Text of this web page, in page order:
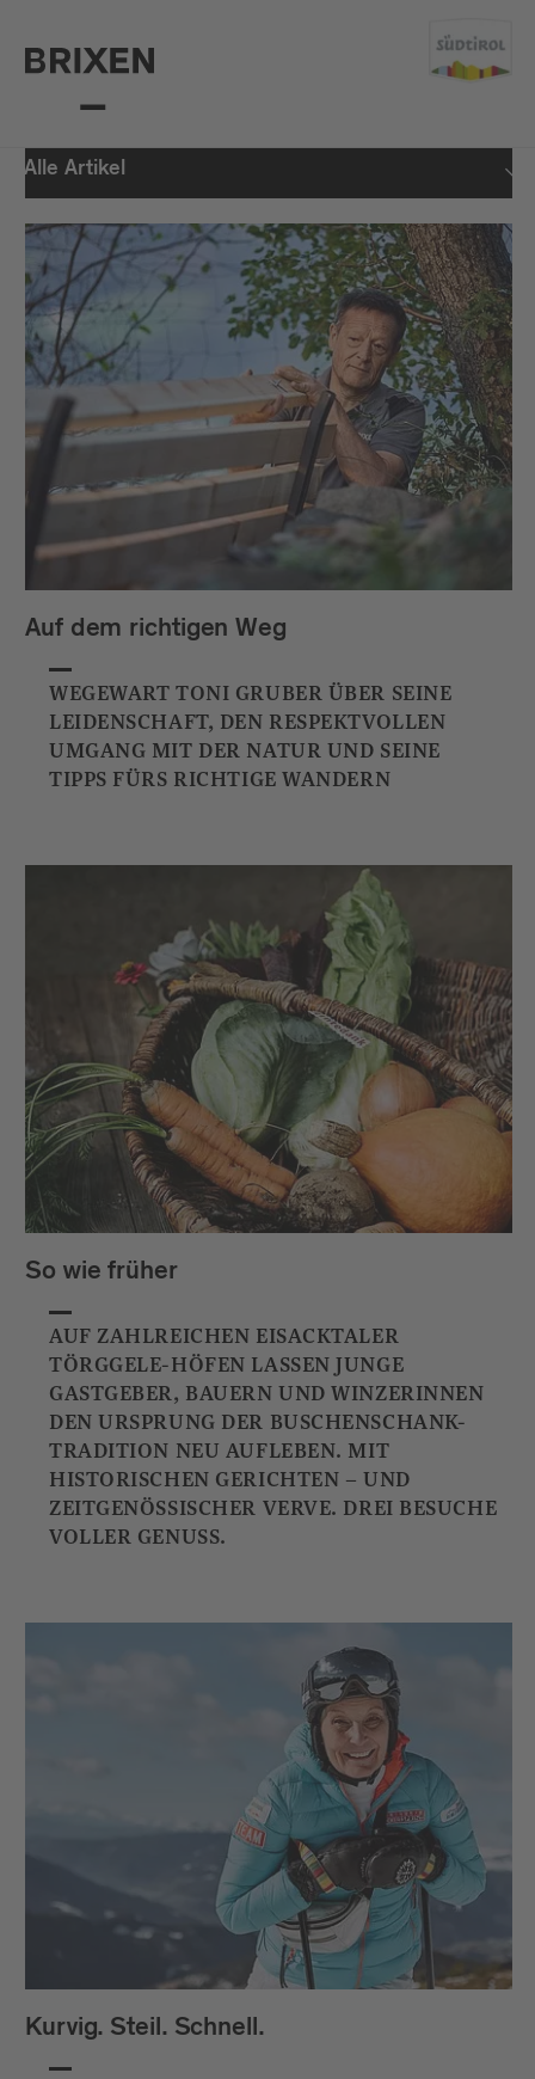
Alle Artikel
Auf dem richtigen Weg
WEGEWART TONI GRUBER ÜBER SEINE
LEIDENSCHAFT, DEN RESPEKTVOLLEN
UMGANG MIT DER NATUR UND SEINE
TIPPS FÜRS RICHTIGE WANDERN
So wie früher
AUF ZAHLREICHEN EISACKTALER
TÖRGGELE-HÖFEN LASSEN JUNGE
GASTGEBER, BAUERN UND WINZERINNEN
DEN URSPRUNG DER BUSCHENSCHANK-
TRADITION NEU AUFLEBEN. MIT
HISTORISCHEN GERICHTEN – UND
ZEITGENÖSSISCHER VERVE. DREI BESUCHE
VOLLER GENUSS.
Kurvig. Steil. Schnell.